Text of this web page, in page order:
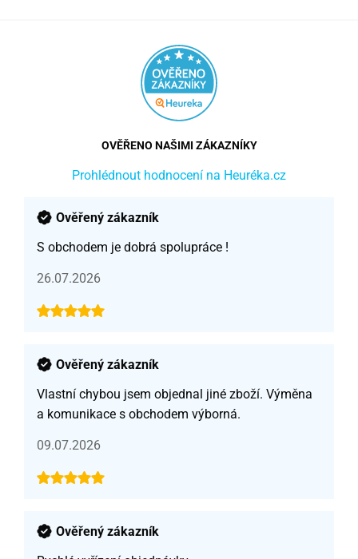
OVĚŘENO NAŠIMI ZÁKAZNÍKY
Prohlédnout hodnocení na Heuréka.cz
Ověřený zákazník
S obchodem je dobrá spolupráce !
26.07.2026
Ověřený zákazník
Vlastní chybou jsem objednal jiné zboží. Výměna
a komunikace s obchodem výborná.
09.07.2026
Ověřený zákazník